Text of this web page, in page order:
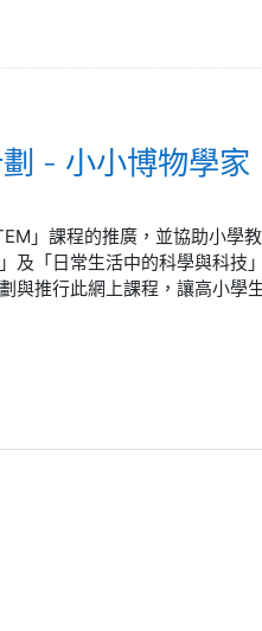
- 小小博物學家
」課程的推廣，並協助小學
及「日常生活中的科學與科技
與推行此網上課程，讓高小學